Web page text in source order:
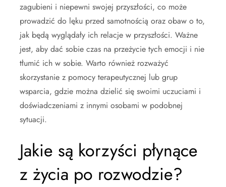
zagubieni i niepewni swojej przyszłości, co może
prowadzić do lęku przed samotnością oraz obaw o to,
jak będą wyglądały ich relacje w przyszłości. Ważne
jest, aby dać sobie czas na przeżycie tych emocji i nie
tłumić ich w sobie. Warto również rozważyć
skorzystanie z pomocy terapeutycznej lub grup
wsparcia, gdzie można dzielić się swoimi uczuciami i
doświadczeniami z innymi osobami w podobnej
sytuacji.
Jakie są korzyści płynące
z życia po rozwodzie?